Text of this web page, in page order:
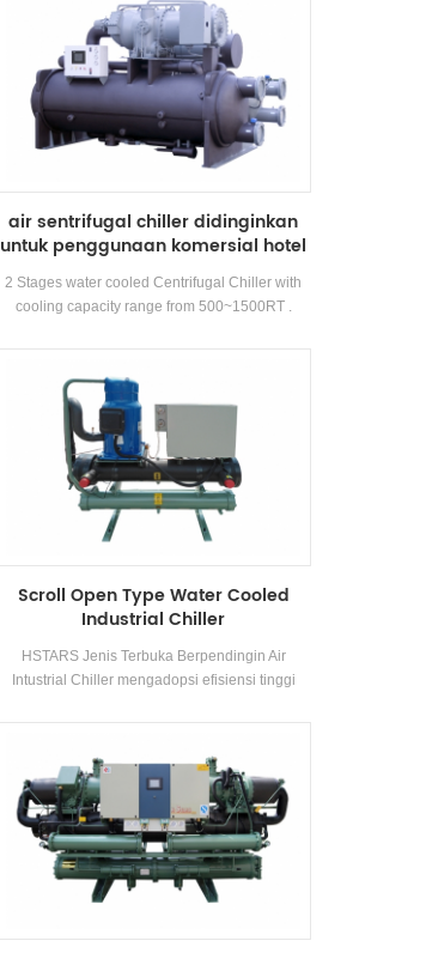
air sentrifugal chiller didinginkan
untuk penggunaan komersial hotel
2 Stages water cooled Centrifugal Chiller with
cooling capacity range from 500~1500RT .
performing, so future-proof that once it’s
installed, you may never have to think about it
again. Low maintance cost.
Scroll Open Type Water Cooled
Industrial Chiller
HSTARS Jenis Terbuka Berpendingin Air
Intustrial Chiller mengadopsi efisiensi tinggi
dilengkapi dengan kondensor pendingin yang
sangat baik dan evaporator